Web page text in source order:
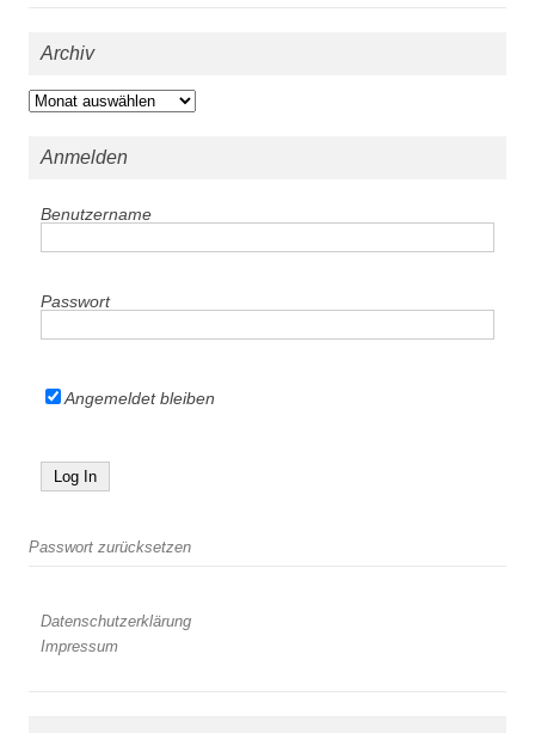
Archiv
Archiv
Anmelden
Benutzername
Passwort
Angemeldet bleiben
Passwort zurücksetzen
Datenschutzerklärung
Impressum